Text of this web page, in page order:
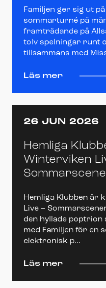
Familjen ger sig ut
sommarturné på
framträdande på
tolv spelningar runt
tillsammans med
Läs mer
26 JUN 2026
Hemliga
Winterviken
Hemliga Klubben är
Live –
den hyllade poptrion
med Familjen för en
elektronisk p...
Läs mer